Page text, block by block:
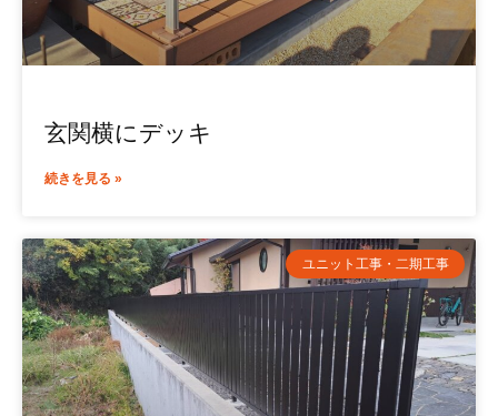
玄関横にデッキ
続きを見る »
ユニット工事・二期工事